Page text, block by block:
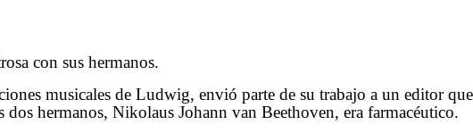
con sus hermanos.
musicales de Ludwig, envió parte de su trabajo a un editor
dos hermanos, Nikolaus Johann van Beethoven, era farmacéutico.